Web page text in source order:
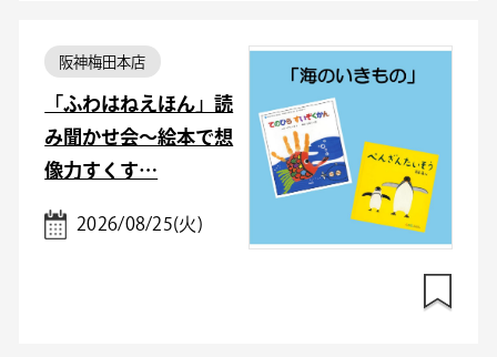
阪神梅田本店
「ふわはねえほん」読
み聞かせ会～絵本で想
像力すくす…
2026/08/25(火)